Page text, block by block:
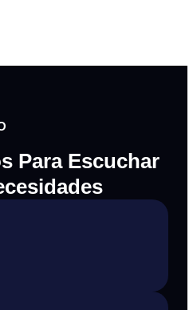
Para Escuchar